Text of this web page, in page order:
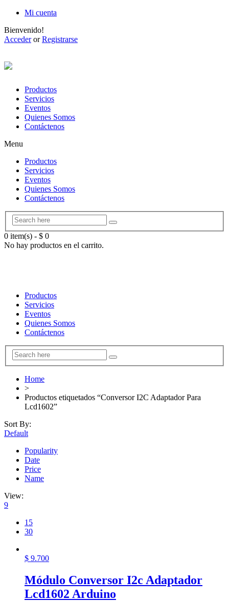
Mi cuenta
Bienvenido!
AccederorRegistrarse
Productos
Servicios
Eventos
Quienes Somos
Contáctenos
Menu
Productos
Servicios
Eventos
Quienes Somos
Contáctenos
0 item(s) - $ 0
No hay productos en el carrito.
Productos
Servicios
Eventos
Quienes Somos
Contáctenos
Home
>
Productos etiquetados “Conversor I2C Adaptador Para
Lcd1602”
Sort By:
Default
Popularity
Date
Price
Name
View:
9
15
30
$ 9.700
Módulo Conversor I2c Adaptador
Lcd1602 Arduino